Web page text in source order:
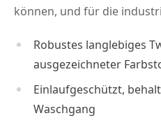
können, und für die
Robustes langlebiges
ausgezeichneter
Einlaufgeschützt,
Waschgang